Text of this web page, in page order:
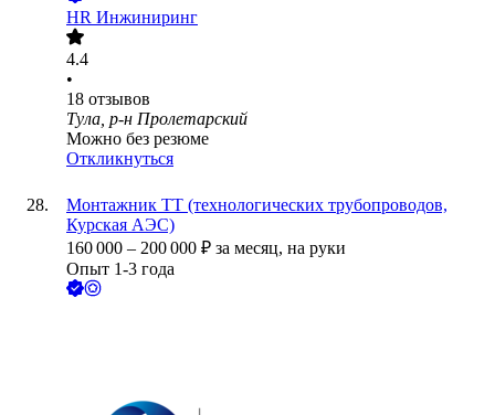
HR Инжиниринг
4.4
•
18 отзывов
Тула, р-н Пролетарский
Можно без резюме
Откликнуться
Монтажник ТТ (технологических трубопроводов,
Курская АЭС)
160 000 – 200 000 ₽ за месяц, на руки
Опыт 1-3 года